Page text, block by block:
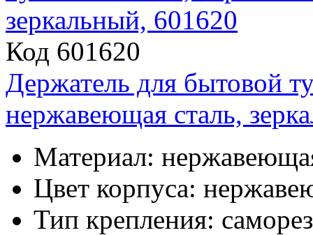
Код 601620
Держатель для бытовой
нержавеющая сталь,
Материал:
Цвет корпуса:
Тип крепления: